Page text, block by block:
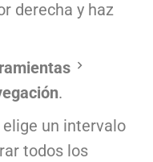
derecha y haz
.
elige un intervalo
todos los